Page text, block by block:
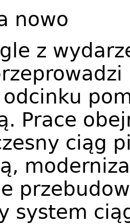
nowo
z
Prace
ciąg
system